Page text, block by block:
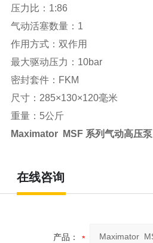
压力比：1:86
气动活塞数量：1
作用方式：双作用
最大驱动压力：10bar
密封套件：FKM
尺寸：285×130×120毫米
重量：5公斤
Maximator MSF 系列气动高压泵
在线咨询
产品：